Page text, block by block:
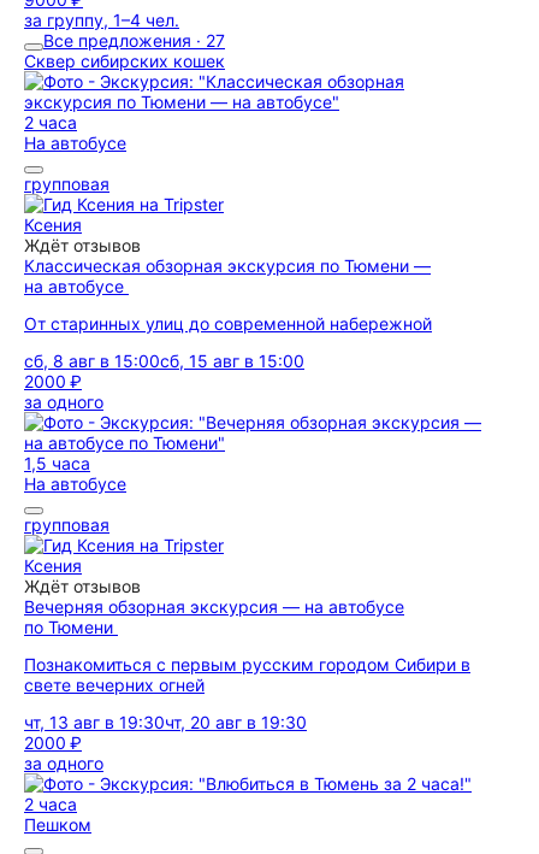
за группу, 1–4 чел.
Все предложения · 27
Сквер сибирских кошек
2 часа
На автобусе
групповая
Ксения
Ждёт отзывов
Классическая обзорная экскурсия по Тюмени —
на автобусе
От старинных улиц до современной набережной
сб, 8 авг в 15:00сб, 15 авг в 15:00
2000 ₽
за одного
1,5 часа
На автобусе
групповая
Ксения
Ждёт отзывов
Вечерняя обзорная экскурсия — на автобусе
по Тюмени
Познакомиться с первым русским городом Сибири в
свете вечерних огней
чт, 13 авг в 19:30чт, 20 авг в 19:30
2000 ₽
за одного
2 часа
Пешком